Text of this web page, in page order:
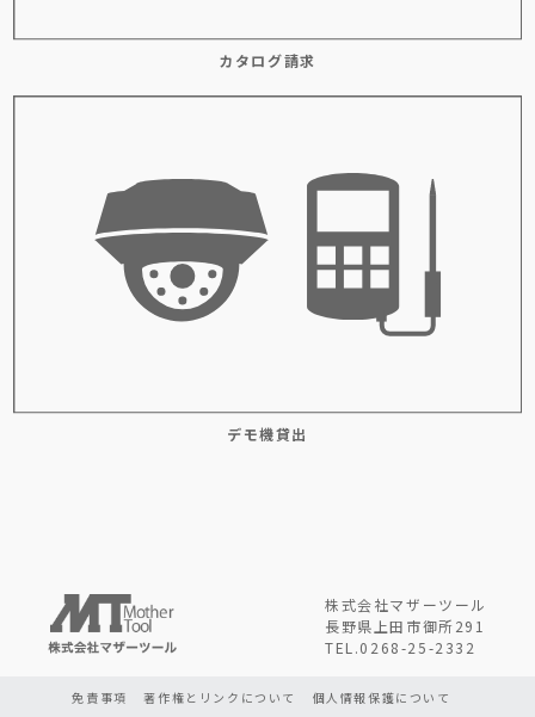
カタログ請求
デモ機貸出
株式会社マザーツール
長野県上田市御所291
TEL.0268-25-2332
免責事項 著作権とリンクについて 個人情報保護について